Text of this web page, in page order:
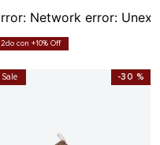
token T in JSON at
Network error:
2do con +10% Off
Sale -30 %